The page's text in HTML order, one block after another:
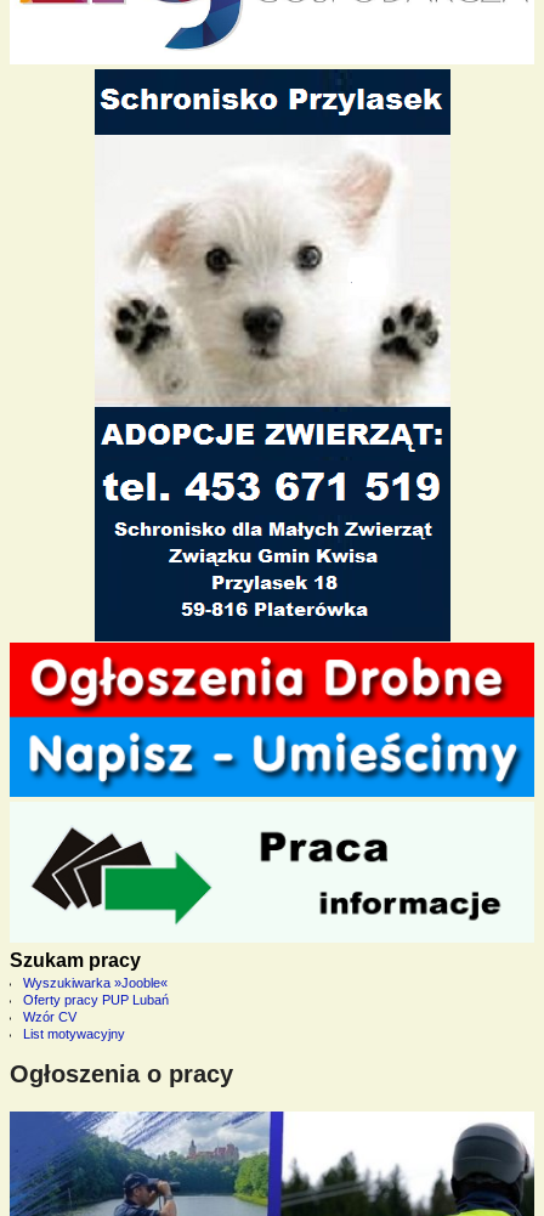
Szukam pracy
Wyszukiwarka »Jooble«
Oferty pracy PUP Lubań
Wzór CV
List motywacyjny
Ogłoszenia o pracy